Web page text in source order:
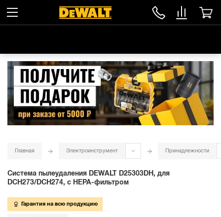
Главная Электроинструмент Принадлежности
Система пылеудаления DEWALT D25303DH, для
DCH273/DCH274, с HEPA-фильтром
Гарантия на всю продукцию